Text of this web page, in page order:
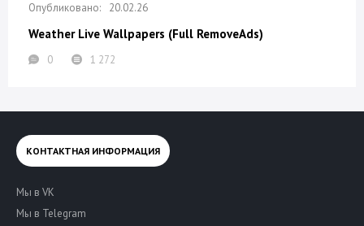
20.02.26
Weather Live Wallpapers (Full RemoveAds)
0 1 272
КОНТАКТНАЯ ИНФОРМАЦИЯ
Мы в VK
Мы в Telegram